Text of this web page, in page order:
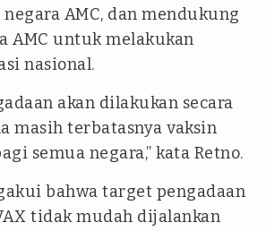
AMC, dan mendukung
AMC untuk melakukan
nasional.
akan dilakukan secara
masih terbatasnya vaksin
semua negara,” kata Retno.
bahwa target pengadaan
tidak mudah dijalankan